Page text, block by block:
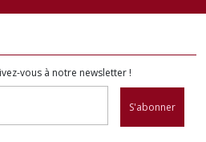
vous à notre newsletter !
S'abonner